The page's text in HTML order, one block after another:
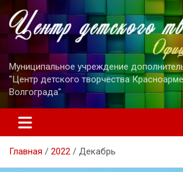
к
содержимому
Муниципальное учреждение
"Центр детского творчества
Волгограда"
Главная 2022 Декабрь